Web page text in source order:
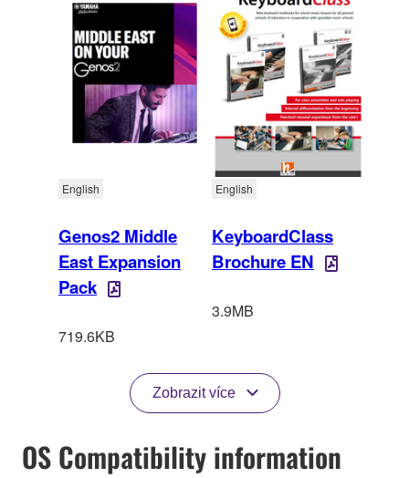
Genos2 Middle
East Expansion
Pack
English
719.6KB
KeyboardClass
Brochure EN
English
3.9MB
Zobrazit více
OS Compatibility information